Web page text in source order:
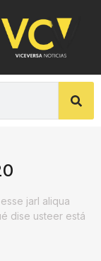
jarl aliqua
dise usteer está